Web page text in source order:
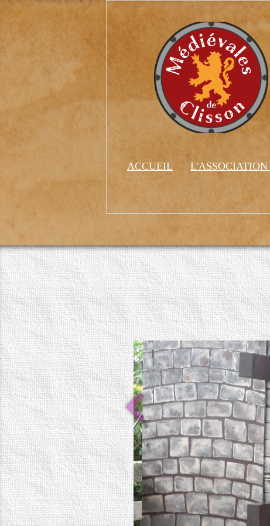
ACCUEIL L'ASSOCIATION